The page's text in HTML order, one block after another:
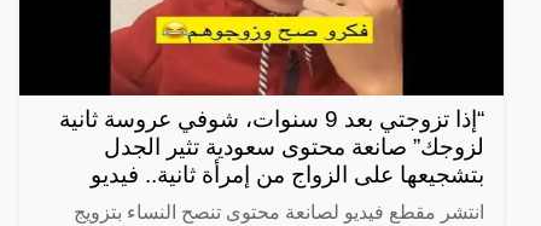
“إذا تزوجتي بعد 9 سنوات، شوفي عروسة ثانية
لزوجك” صانعة محتوى سعودية تثير الجدل
بتشجيعها على الزواج من إمرأة ثانية.. فيديو
انتشر مقطع فيديو لصانعة محتوى تنصح النساء بتزويج